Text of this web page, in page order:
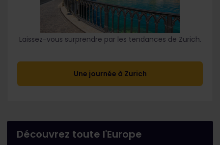
Laissez-vous surprendre par les tendances de Zurich.
Une journée à Zurich
Découvrez toute l'Europe